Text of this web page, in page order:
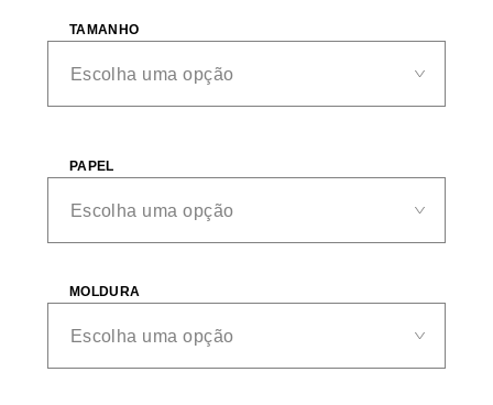
TAMANHO
PAPEL
MOLDURA